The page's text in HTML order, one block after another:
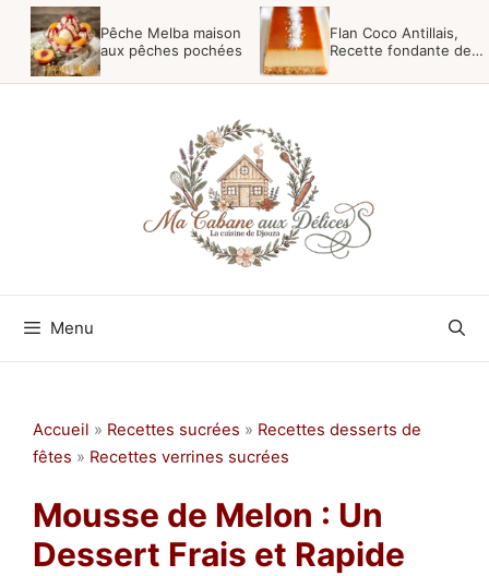
Aller
contenu
Pêche Melba maison
aux pêches pochées
Flan Coco Antillais,
Recette fondante des
Menu
Accueil » Recettes sucrées » Recettes desserts de
fêtes » Recettes verrines sucrées
Mousse de Melon : Un
Dessert Frais et Rapide